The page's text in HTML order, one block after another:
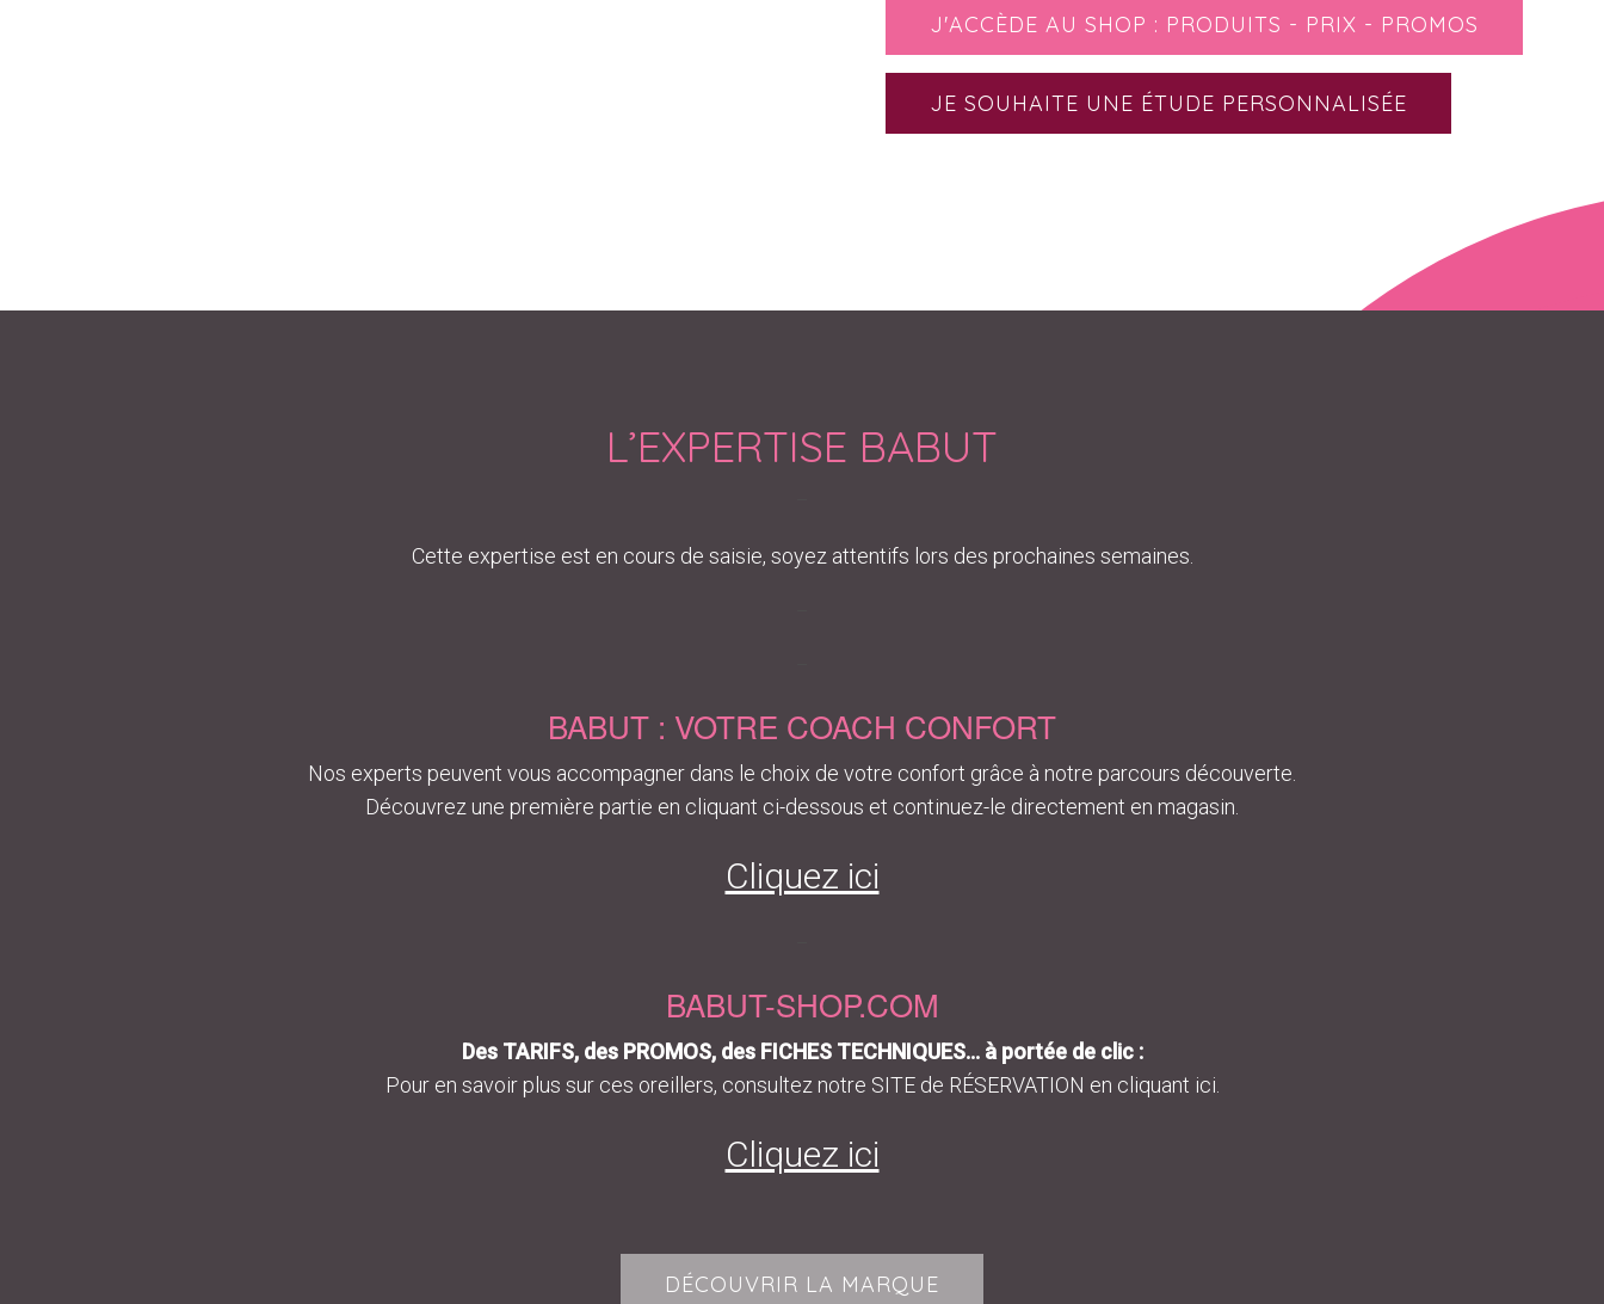
J'ACCÈDE AU SHOP : PRODUITS - PRIX - PROMOS
JE SOUHAITE UNE ÉTUDE PERSONNALISÉE
L’EXPERTISE BABUT
Cette expertise est en cours de saisie, soyez attentifs lors des prochaines semaines.
BABUT : VOTRE COACH CONFORT
Nos experts peuvent vous accompagner dans le choix de votre confort grâce à notre parcours découverte.
Découvrez une première partie en cliquant ci-dessous et continuez-le directement en magasin.
Cliquez ici
BABUT-SHOP.COM
Des TARIFS, des PROMOS, des FICHES TECHNIQUES… à portée de clic :
Pour en savoir plus sur ces oreillers, consultez notre SITE de RÉSERVATION en cliquant ici.
Cliquez ici
DÉCOUVRIR LA MARQUE